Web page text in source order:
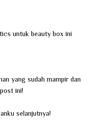
untuk beauty box ini
yang sudah mampir dan
ini!
selanjutnya!